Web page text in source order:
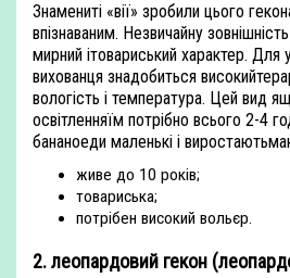
Знамениті «вії» зробили цього
впізнаваним. Незвичайну
мирний ітовариський характер. Для
вихованця знадобиться
вологість і температура. Цей вид
освітленняїм потрібно всього 2-4
бананоеди маленькі і
живе до 10 років;
товариська;
потрібен високий вольєр.
2. леопардовий гекон